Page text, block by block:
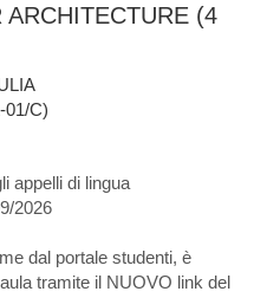
(4
01/C)
appelli di lingua
2026
dal portale studenti, è
tramite il NUOVO link del